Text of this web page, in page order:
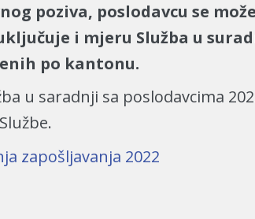
poziva, poslodavcu se
i mjeru Služba u
po kantonu.
u saradnji sa poslodavcima
zapošljavanja 2022